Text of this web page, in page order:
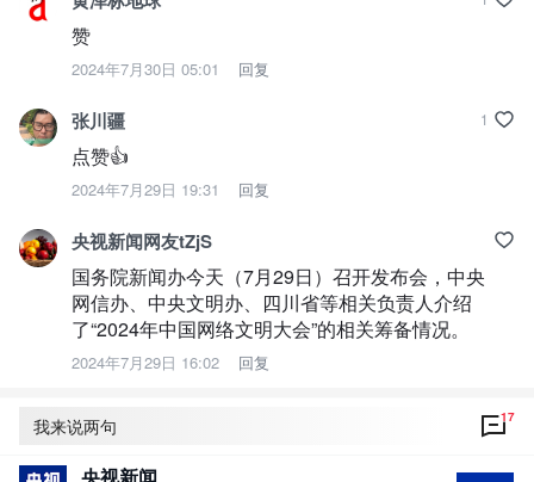
赞
2024年7月30日 05:01 回复
张川疆
点赞👍
2024年7月29日 19:31 回复
1
央视新闻网友tZjS
国务院新闻办今天（7月29日）召开发布会，中央
网信办、中央文明办、四川省等相关负责人介绍
了“2024年中国网络文明大会”的相关筹备情况。
2024年7月29日 16:02 回复
我来说两句 17